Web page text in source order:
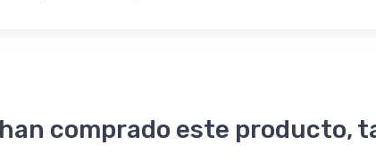
comprado este producto,